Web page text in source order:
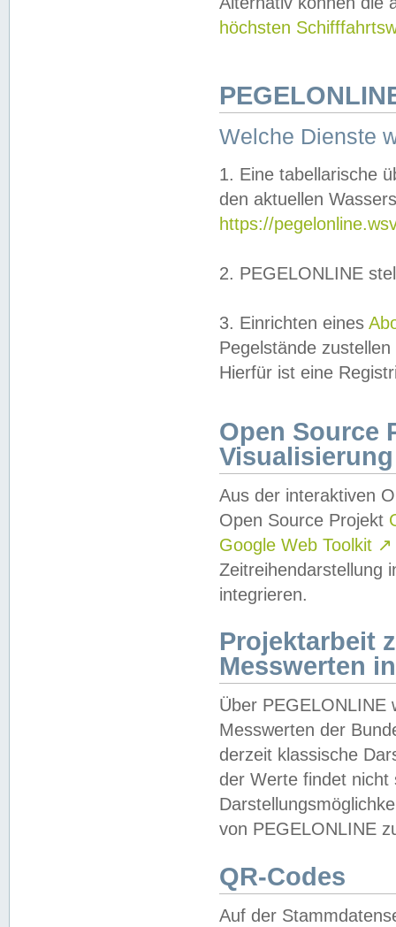
höchsten
Welche Dienste
1. Eine tabellarische
den aktuellen
https://
2. PEGELONLINE
3. Einrichten eines
Pegelstände
Hierfür ist eine
Open Source
Visualisierung
Aus der interaktiven
Open Source Projekt
Google Web Toolkit ↗
Zeitreihendarstellung
integrieren.
Projektarbeit
Messwerten
Über PEGELONLINE
Messwerten der
derzeit klassische
der Werte findet
von PEGELONLINE
QR-Codes
Auf der